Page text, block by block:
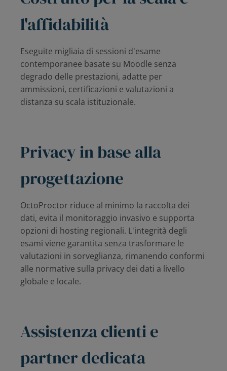
l'affidabilità
Eseguite migliaia di sessioni d'esame
contemporanee basate su Moodle senza
degrado delle prestazioni, adatte per
ammissioni, certificazioni e valutazioni a
distanza su scala istituzionale.
Privacy in base alla
progettazione
OctoProctor riduce al minimo la raccolta dei
dati, evita il monitoraggio invasivo e supporta
opzioni di hosting regionali. L'integrità degli
esami viene garantita senza trasformare le
valutazioni in sorveglianza, rimanendo conformi
alle normative sulla privacy dei dati a livello
globale e locale.
Assistenza clienti e
partner dedicata